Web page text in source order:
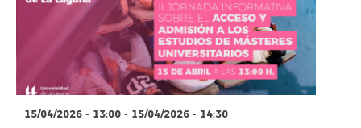
15/04/2026 - 13:00 - 15/04/2026 - 14:30